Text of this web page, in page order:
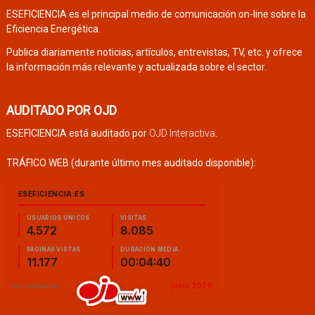
ESEFICIENCIA es el principal medio de comunicación on-line sobre la
Eficiencia Energética.
Publica diariamente noticias, artículos, entrevistas, TV, etc. y ofrece
la información más relevante y actualizada sobre el sector.
AUDITADO POR OJD
ESEFICIENCIA está auditado por OJD Interactiva.
TRÁFICO WEB (durante último mes auditado disponible):